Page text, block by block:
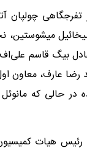
شهر تفرجگاهی
میشوستین،
بیگ قاسم
عارف، معاون
حالی که
رئیس هیات